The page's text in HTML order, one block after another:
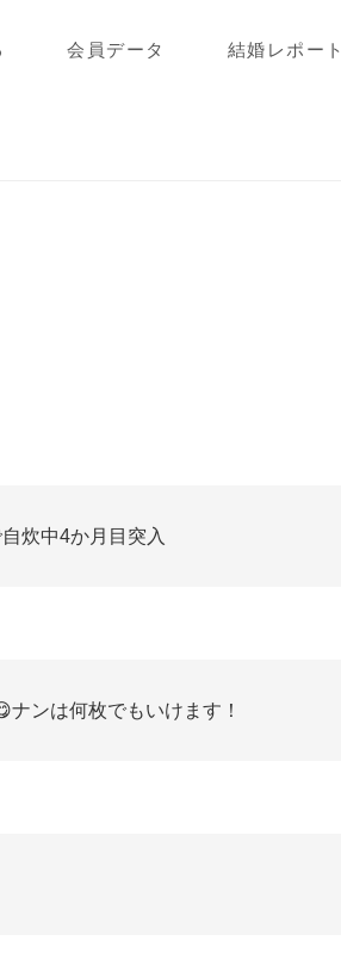
会員データ 結婚レポート
炊中4か月目突入
ンは何枚でもいけます！